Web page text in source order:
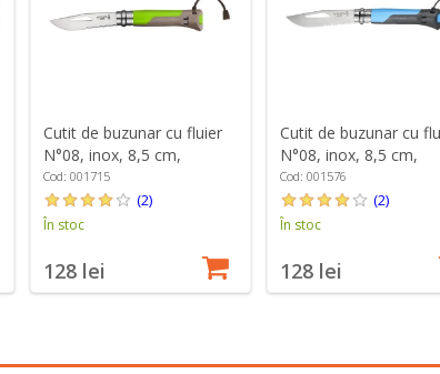
Cutit de buzunar cu fluier
N°08, inox, 8,5 cm,
"Outdoor", Green - Opinel
Cod: 001715
(2)
În stoc
128 lei
Cutit de buzunar cu
N°08, inox, 8,5 cm,
"Outdoor", Soft Blue -
Opinel
Cod: 001576
(2)
În stoc
128 lei